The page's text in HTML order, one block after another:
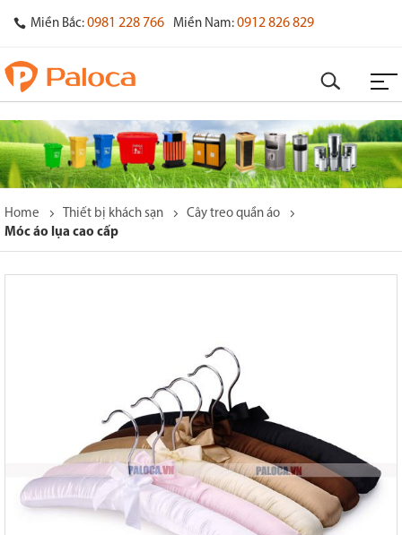
Miền Bắc: 0981 228 766 Miền Nam: 0912 826 829
Home Thiết bị khách sạn
Cây treo quần áo
Móc áo lụa cao cấp